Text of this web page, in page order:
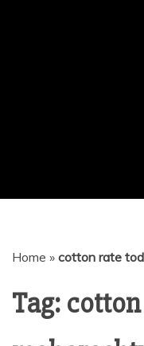
Home » cotton rate
Tag: